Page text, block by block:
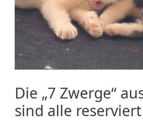
Die „7 Zwerge“
sind alle reserviert